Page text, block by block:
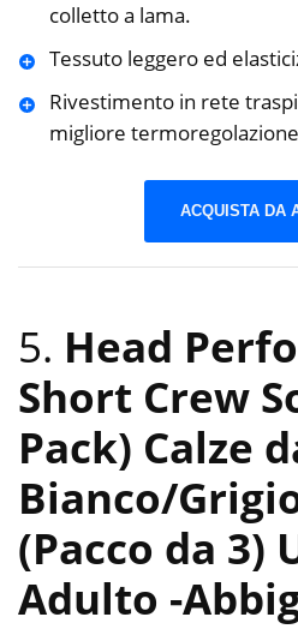
colletto a lama.
Tessuto leggero ed
Rivestimento in rete
migliore
ACQUISTA DA
5. Head
Short Crew
Pack) Calze
Bianco/
(Pacco da 3)
Adulto -